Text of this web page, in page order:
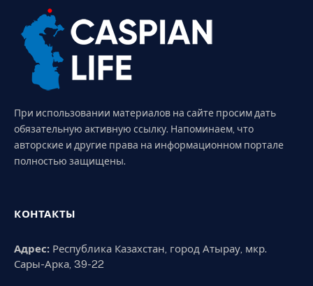
При использовании материалов на сайте просим дать
обязательную активную ссылку. Напоминаем, что
авторские и другие права на информационном портале
полностью защищены.
КОНТАКТЫ
Адрес: Республика Казахстан, город Атырау, мкр.
Сары-Арка, 39-22